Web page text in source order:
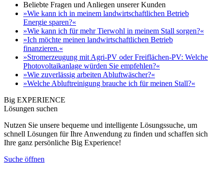
Beliebte Fragen und Anliegen unserer Kunden
»Wie kann ich in meinem landwirtschaftlichen Betrieb
Energie sparen?«
»Wie kann ich für mehr Tierwohl in meinem Stall sorgen?«
»Ich möchte meinen landwirtschaftlichen Betrieb
finanzieren.«
»Stromerzeugung mit Agri-PV oder Freiflächen-PV: Welche
Photovoltaikanlage würden Sie empfehlen?«
»Wie zuverlässig arbeiten Abluftwäscher?«
»Welche Abluftreinigung brauche ich für meinen Stall?«
Big EXPERIENCE
Lösungen suchen
Nutzen Sie unsere bequeme und intelligente Lösungssuche, um
schnell Lösungen für Ihre Anwendung zu finden und schaffen sich
Ihre ganz persönliche Big Experience!
Suche öffnen